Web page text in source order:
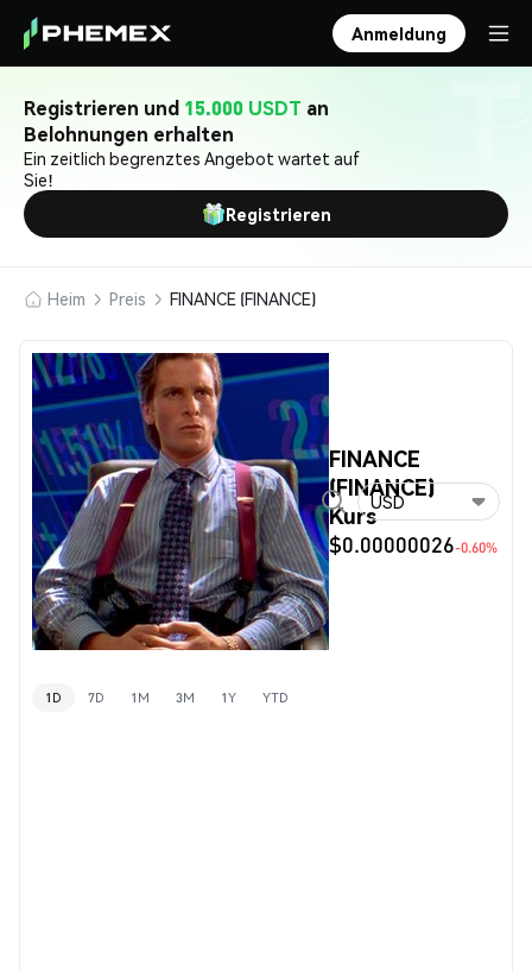
Anmeldung
Registrieren und 15.000 USDT an
Belohnungen erhalten
Ein zeitlich begrenztes Angebot wartet auf
Sie!
Registrieren
Heim Preis FINANCE (FINANCE)
FINANCE
(FINANCE)
Kurs
$0.00000026-0.60%
USD
1D 7D 1M 3M 1Y YTD